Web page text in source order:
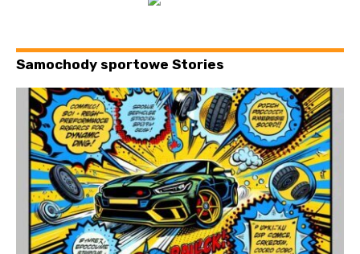
Samochody sportowe Stories